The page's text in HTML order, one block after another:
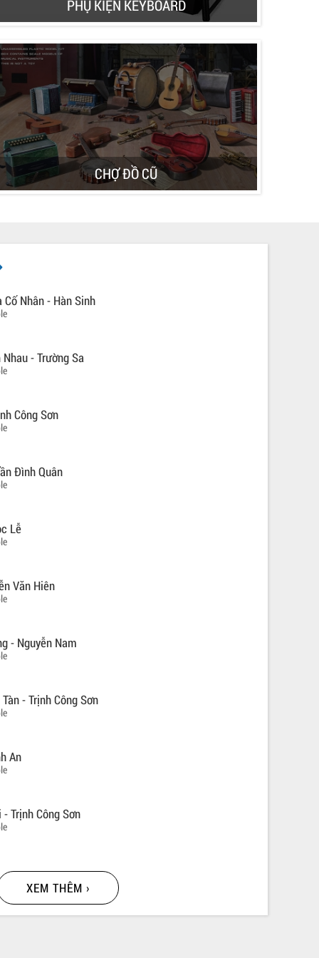
PHỤ KIỆN KEYBOARD
CHỢ ĐỒ CŨ
Cố Nhân - Hàn Sinh
- Trường Sa
Công Sơn
Đình Quân
Lễ
Văn Hiên
- Nguyễn Nam
- Trịnh Công Sơn
An
Trịnh Công Sơn
XEM THÊM ›